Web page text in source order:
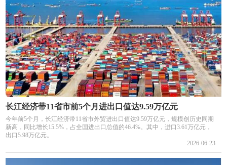
长江经济带11省市前5个月进出口值达9.59万亿元
今年前5个月，长江经济带11省市外贸进出口值达9.59万亿元，规模创历史同期
新高，同比增长15.5%，占全国进出口总值的46.4%。其中，进口3.61万亿元，
出口5.98万亿元。
2026-06-23